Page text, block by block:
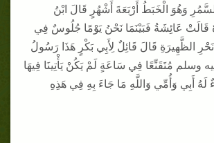
وَهُوَ الْخَبَطُ أَرْبَعَةَ أَشْهُرٍ قَالَ ابْنُ
عَائِشَةُ فَبَيْنَمَا نَحْنُ يَوْمًا جُلُوسٌ فِي
الظَّهِيرَةِ قَالَ قَائِلٌ لِأَبِي بَكْرٍ هَذَا رَسُولُ
وسلم مُتَقَنِّعًا فِي سَاعَةٍ لَمْ يَكُنْ يَأْتِينَا فِيهَا
لَهُ أَبِي وَأُمِّي وَاللَّهِ مَا جَاءَ بِهِ فِي هَذِهِ